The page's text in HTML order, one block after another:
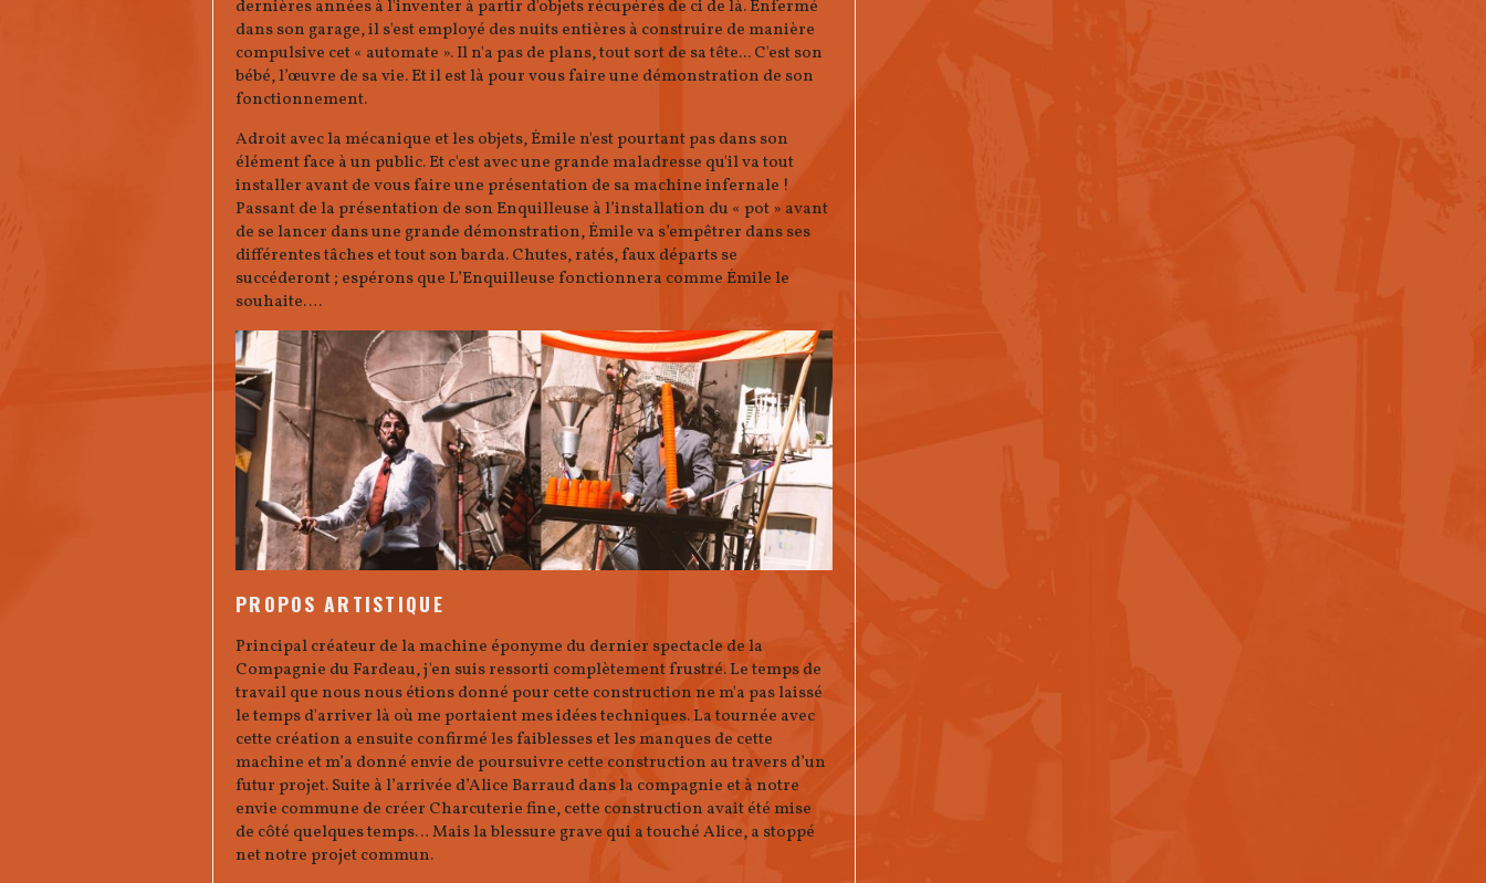
dernières années à l'inventer à partir d'objets récupérés de ci de là. Enfermé
dans son garage, il s'est employé des nuits entières à construire de manière
compulsive cet « automate ». Il n'a pas de plans, tout sort de sa tête... C'est son
bébé, l’œuvre de sa vie. Et il est là pour vous faire une démonstration de son
fonctionnement.
Adroit avec la mécanique et les objets, Émile n'est pourtant pas dans son
élément face à un public. Et c'est avec une grande maladresse qu'il va tout
installer avant de vous faire une présentation de sa machine infernale !
Passant de la présentation de son Enquilleuse à l’installation du « pot » avant
de se lancer dans une grande démonstration, Émile va s’empêtrer dans ses
différentes tâches et tout son barda. Chutes, ratés, faux départs se
succéderont ; espérons que L’Enquilleuse fonctionnera comme Émile le
souhaite….
PROPOS ARTISTIQUE
Principal créateur de la machine éponyme du dernier spectacle de la
Compagnie du Fardeau, j'en suis ressorti complètement frustré. Le temps de
travail que nous nous étions donné pour cette construction ne m'a pas laissé
le temps d'arriver là où me portaient mes idées techniques. La tournée avec
cette création a ensuite confirmé les faiblesses et les manques de cette
machine et m’a donné envie de poursuivre cette construction au travers d’un
futur projet. Suite à l’arrivée d’Alice Barraud dans la compagnie et à notre
envie commune de créer Charcuterie fine, cette construction avait été mise
de côté quelques temps… Mais la blessure grave qui a touché Alice, a stoppé
net notre projet commun.